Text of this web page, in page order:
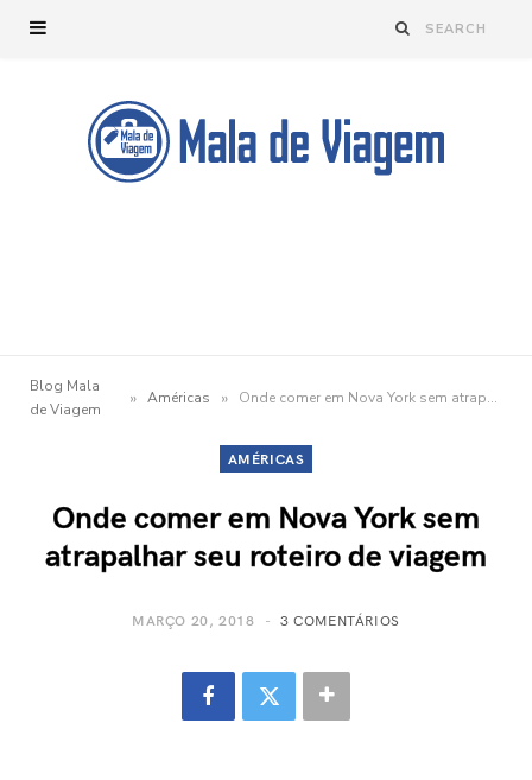
Blog Mala
de Viagem
» Américas » Onde comer em Nova York sem atrapalhar seu roteiro de viagem
AMÉRICAS
Onde comer em Nova York sem
atrapalhar seu roteiro de viagem
MARÇO 20, 2018 3 COMENTÁRIOS